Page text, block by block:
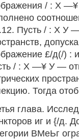
/ : X —¥
Пусть / : X У
£/д(/) :
/ : X —¥ У —
Тогда
глава.
иг и {/д.
ВМеЬг